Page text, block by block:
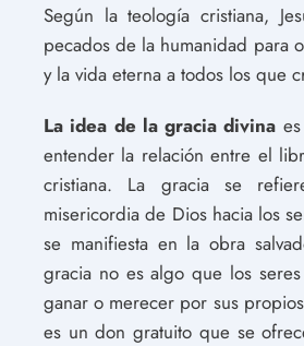
Según la teología cristiana,
pecados de la humanidad para
y la vida eterna a todos los que
La idea de la gracia divina
entender la relación entre el
cristiana. La gracia se
misericordia de Dios hacia los
se manifiesta en la obra
gracia no es algo que los
ganar o merecer por sus
es un don gratuito que se